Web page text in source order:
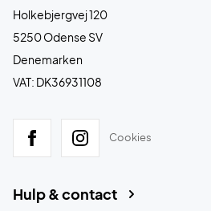
Holkebjergvej 120
5250 Odense SV
Denemarken
VAT: DK36931108
Cookies
Hulp & contact